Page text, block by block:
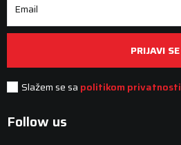
Email
PRIJAVI SE
Slažem se sa politikom privatnosti
Follow us